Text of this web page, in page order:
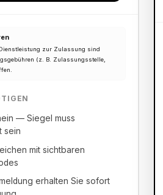
zur Zulassung sind
(z. B. Zulassungsstelle,
— Siegel muss
sein
mit sichtbaren
erhalten Sie sofort